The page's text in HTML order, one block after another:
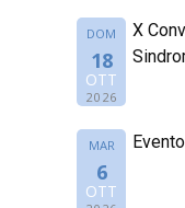
DOM
18
OTT
2026
X
MAR
6
OTT